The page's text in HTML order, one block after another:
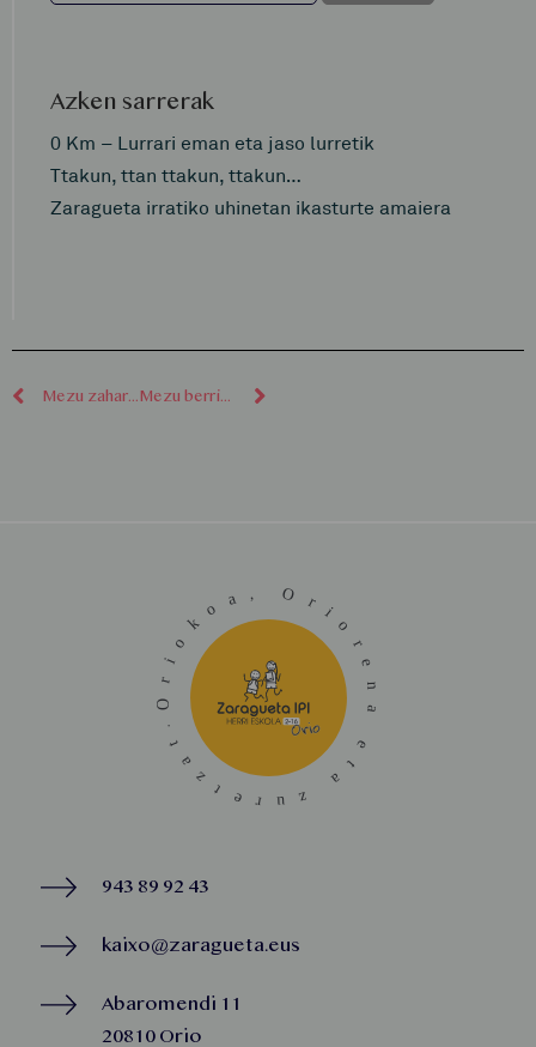
Azken sarrerak
0 Km – Lurrari eman eta jaso lurretik
Ttakun, ttan ttakun, ttakun…
Zaragueta irratiko uhinetan ikasturte amaiera
Mezu zaharragoak Mezu berriagoak
943 89 92 43
kaixo@zaragueta.eus
Abaromendi 11
20810 Orio